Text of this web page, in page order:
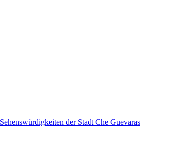
der Stadt Che Guevaras